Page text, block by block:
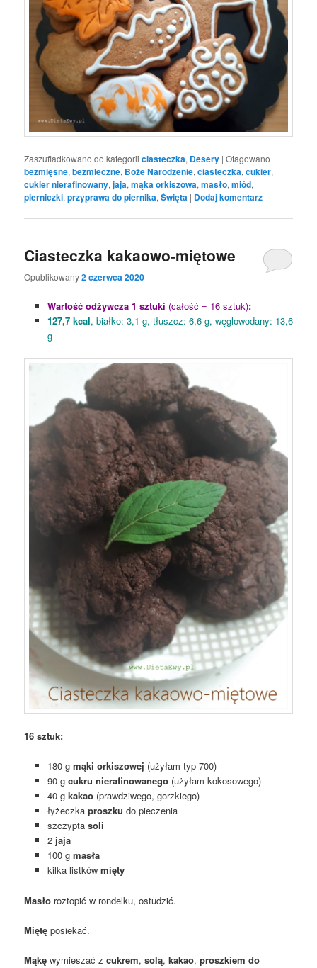
Zaszufladkowano do kategorii ciasteczka, Desery |Otagowano
bezmięsne,bezmleczne, Boże Narodzenie,ciasteczka,cukier,
cukier nierafinowany,jaja,mąka orkiszowa,masło,miód,
pierniczki,przyprawa do piernika,Święta | Dodaj komentarz
Ciasteczka kakaowo-miętowe
Opublikowany2 czerwca 2020
Wartość odżywcza 1 sztuki (całość = 16 sztuk):
127,7 kcal, białko: 3,1 g, tłuszcz: 6,6 g, węglowodany: 13,6
g
16 sztuk:
180 g mąki orkiszowej (użyłam typ 700)
90 g cukru nierafinowanego(użyłam kokosowego)
40 g kakao(prawdziwego, gorzkiego)
łyżeczka proszku do pieczenia
szczypta soli
2 jaja
100 g masła
kilka listków mięty
Masło roztopić w rondelku, ostudzić.
Miętę posiekać.
Mąkę wymieszać zcukrem,solą,kakao,proszkiem do